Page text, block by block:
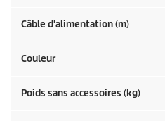
Câble d'alimentation (m)
Couleur
Poids sans accessoires (kg)